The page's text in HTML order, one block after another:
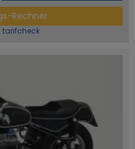
Rechner
tarifcheck